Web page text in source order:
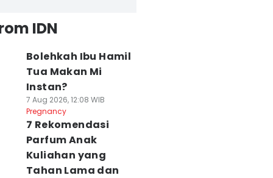
IDN
Bolehkah Ibu Hamil
Tua Makan Mi
Instan?
7 Aug 2026, 12:08 WIB
Pregnancy
7 Rekomendasi
Parfum Anak
Kuliahan yang
Tahan Lama dan